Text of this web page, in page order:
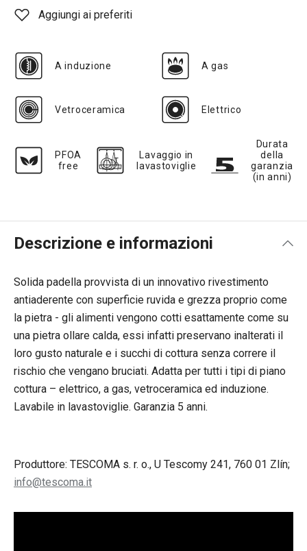
Aggiungi ai preferiti
A induzione A gas
Vetroceramica Elettrico
PFOA
free
Lavaggio in
lavastoviglie
Durata
della
garanzia
(in anni)
Descrizione e informazioni
Solida padella provvista di un innovativo rivestimento
antiaderente con superficie ruvida e grezza proprio come
la pietra - gli alimenti vengono cotti esattamente come su
una pietra ollare calda, essi infatti preservano inalterati il
loro gusto naturale e i succhi di cottura senza correre il
rischio che vengano bruciati. Adatta per tutti i tipi di piano
cottura – elettrico, a gas, vetroceramica ed induzione.
Lavabile in lavastoviglie. Garanzia 5 anni.
Produttore: TESCOMA s. r. o., U Tescomy 241, 760 01 Zlín;
info@tescoma.it